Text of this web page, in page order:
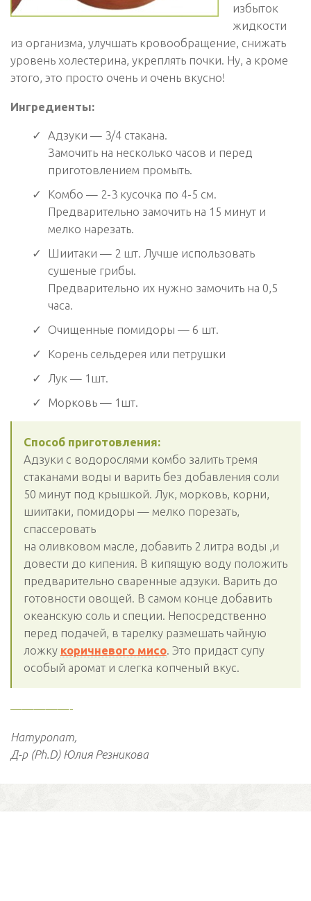
избыток
жидкости
из организма, улучшать кровообращение, снижать
уровень холестерина, укреплять почки. Ну, а кроме
этого, это просто очень и очень вкусно!
Ингредиенты:
Адзуки — 3/4 стакана.
Замочить на несколько часов и перед
приготовлением промыть.
Комбо — 2-3 кусочка по 4-5 см.
Предварительно замочить на 15 минут и
мелко нарезать.
Шиитаки — 2 шт. Лучше использовать
сушеные грибы.
Предварительно их нужно замочить на 0,5
часа.
Очищенные помидоры — 6 шт.
Корень сельдерея или петрушки
Лук — 1шт.
Морковь — 1шт.
Способ приготовления:
Адзуки с водорослями комбо залить тремя
стаканами воды и варить без добавления соли
50 минут под крышкой. Лук, морковь, корни,
шиитаки, помидоры — мелко порезать,
спассеровать
на оливковом масле, добавить 2 литра воды ,и
довести до кипения. В кипящую воду положить
предварительно сваренные адзуки. Варить до
готовности овощей. В самом конце добавить
океанскую соль и специи. Непосредственно
перед подачей, в тарелку размешать чайную
ложку коричневого мисо. Это придаст супу
особый аромат и слегка копченый вкус.
—————-
Натуропат,
Д-р (Ph.D) Юлия Резникова